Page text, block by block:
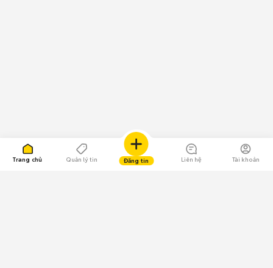
Trang chủ Quản lý tin Đăng tin Liên hệ Tài khoản